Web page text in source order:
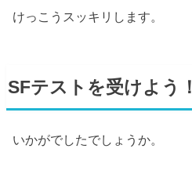
けっこうスッキリします。
SFテストを受けよう！
いかがでしたでしょうか。